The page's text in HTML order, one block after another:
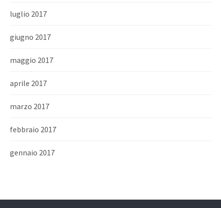
luglio 2017
giugno 2017
maggio 2017
aprile 2017
marzo 2017
febbraio 2017
gennaio 2017